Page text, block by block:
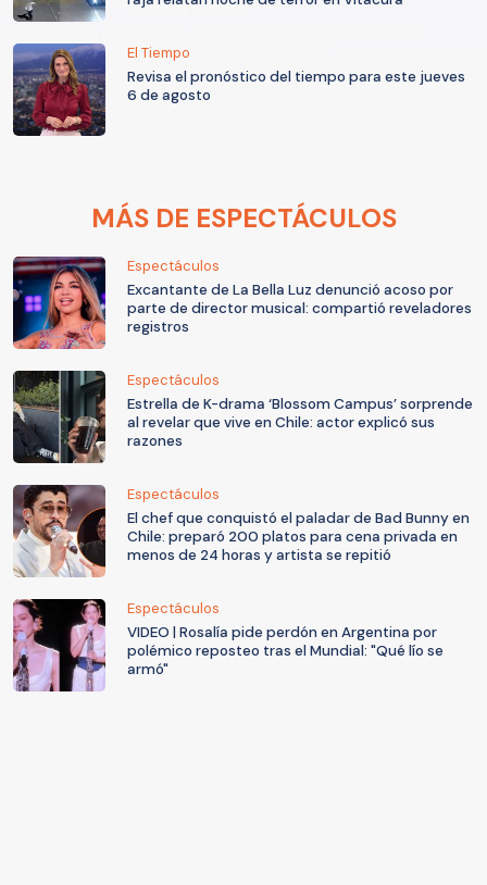
El Tiempo
Revisa el pronóstico del tiempo para este jueves
6 de agosto
MÁS DE ESPECTÁCULOS
Espectáculos
Excantante de La Bella Luz denunció acoso por
parte de director musical: compartió reveladores
registros
Espectáculos
Estrella de K-drama ‘Blossom Campus’ sorprende
al revelar que vive en Chile: actor explicó sus
razones
Espectáculos
El chef que conquistó el paladar de Bad Bunny en
Chile: preparó 200 platos para cena privada en
menos de 24 horas y artista se repitió
Espectáculos
VIDEO | Rosalía pide perdón en Argentina por
polémico reposteo tras el Mundial: "Qué lío se
armó"